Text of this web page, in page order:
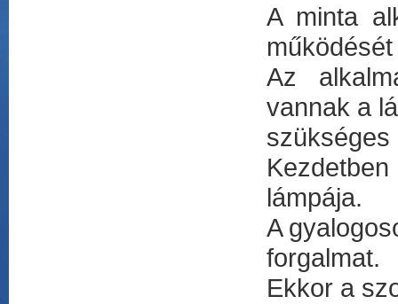
A minta
Az
vannak a
szükséges
lámpája.
A
forgalmat.
Ekkor a